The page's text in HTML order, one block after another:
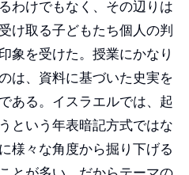
わけでもなく、その辺りは
け取る子どもたち個人の判
象を受けた。授業にかなり
は、資料に基づいた史実を
ある。イスラエルでは、起
という年表暗記方式ではな
様々な角度から掘り下げる